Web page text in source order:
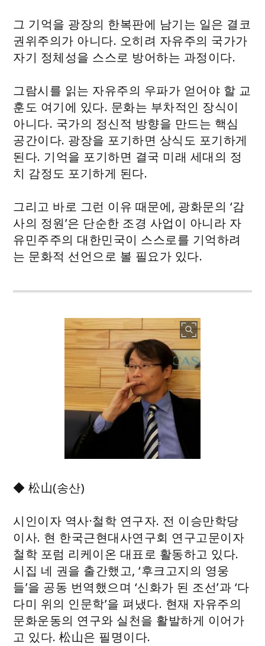
그 기억을 광장의 한복판에 남기는 일은 결코
권위주의가 아니다. 오히려 자유주의 국가가
자기 정체성을 스스로 방어하는 과정이다.
그람시를 읽는 자유주의 우파가 얻어야 할 교
훈도 여기에 있다. 문화는 부차적인 장식이
아니다. 국가의 정신적 방향을 만드는 핵심
공간이다. 광장을 포기하면 상식도 포기하게
된다. 기억을 포기하면 결국 미래 세대의 정
치 감정도 포기하게 된다.
그리고 바로 그런 이유 때문에, 광화문의 ‘감
사의 정원’은 단순한 조경 사업이 아니라 자
유민주주의 대한민국이 스스로를 기억하려
는 문화적 선언으로 볼 필요가 있다.
◆ 松山(송산)
시인이자 역사·철학 연구자. 전 이승만학당
이사. 현 한국근현대사연구회 연구고문이자
철학 포럼 리케이온 대표로 활동하고 있다.
시집 네 권을 출간했고, ‘후크고지의 영웅
들’을 공동 번역했으며 ‘신화가 된 조선’과 ‘다
다미 위의 인문학’을 펴냈다. 현재 자유주의
문화운동의 연구와 실천을 활발하게 이어가
고 있다. 松山은 필명이다.